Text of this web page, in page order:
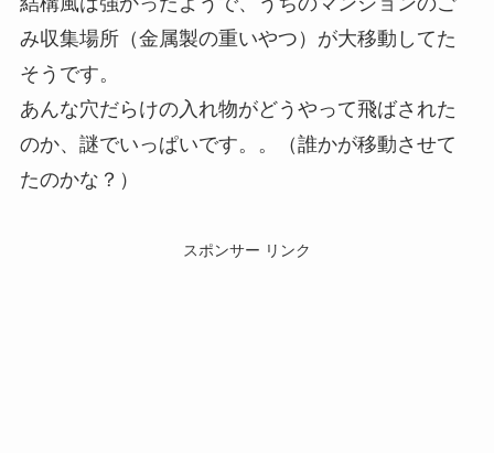
み収集場所（金属製の重いやつ）が大移動してた
そうです。
あんな穴だらけの入れ物がどうやって飛ばされた
のか、謎でいっぱいです。。（誰かが移動させて
たのかな？）
スポンサー リンク